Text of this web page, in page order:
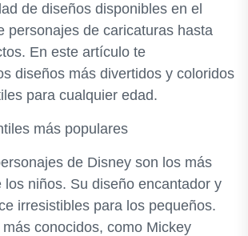
de diseños disponibles en el
personajes de caricaturas hasta
En este artículo te
diseños más divertidos y coloridos
para cualquier edad.
más populares
de Disney son los más
los niños. Su diseño encantador y
irresistibles para los pequeños.
conocidos, como Mickey